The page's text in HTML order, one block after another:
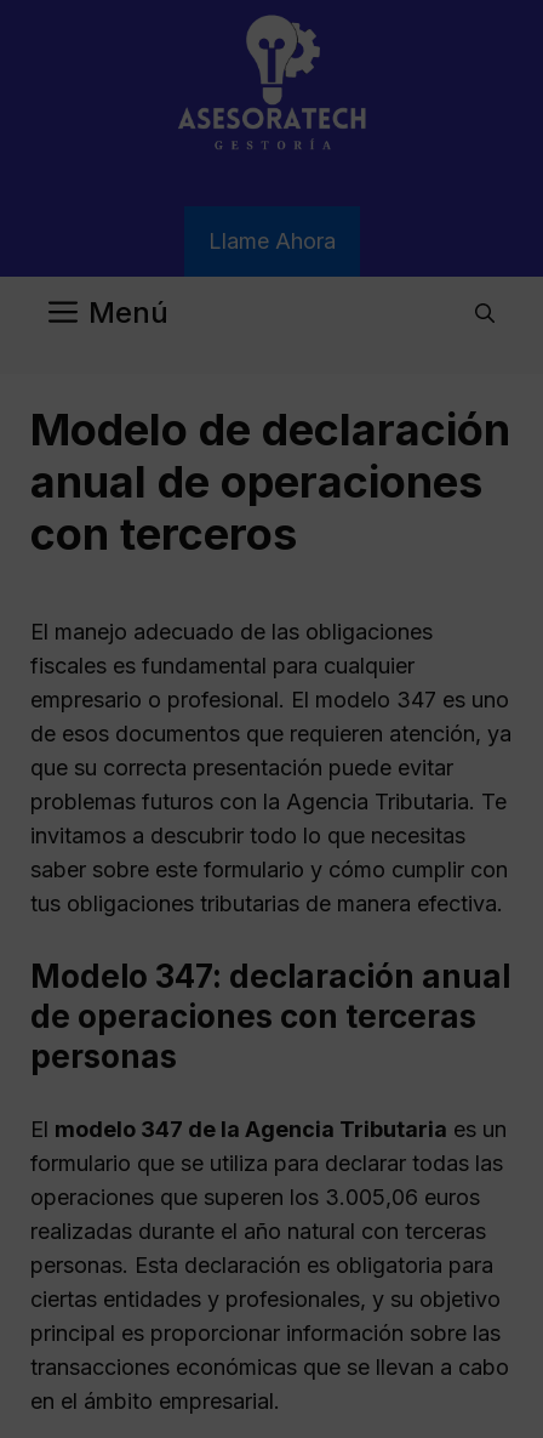
Llame Ahora
Menú
Modelo de declaración
anual de operaciones
con terceros
El manejo adecuado de las obligaciones
fiscales es fundamental para cualquier
empresario o profesional. El modelo 347 es uno
de esos documentos que requieren atención, ya
que su correcta presentación puede evitar
problemas futuros con la Agencia Tributaria. Te
invitamos a descubrir todo lo que necesitas
saber sobre este formulario y cómo cumplir con
tus obligaciones tributarias de manera efectiva.
Modelo 347: declaración anual
de operaciones con terceras
personas
El modelo 347 de la Agencia Tributaria es un
formulario que se utiliza para declarar todas las
operaciones que superen los 3.005,06 euros
realizadas durante el año natural con terceras
personas. Esta declaración es obligatoria para
ciertas entidades y profesionales, y su objetivo
principal es proporcionar información sobre las
transacciones económicas que se llevan a cabo
en el ámbito empresarial.